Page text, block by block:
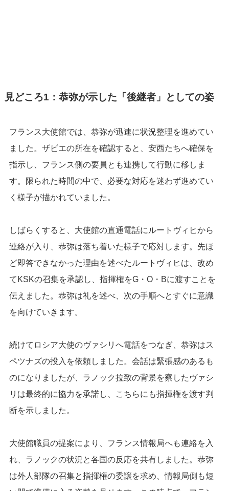
見どころ1：恭弥が示した「後継者」としての姿
フランス大使館では、恭弥が迅速に状況整理を進めてい
ました。ザビエの所在を確認すると、安西たちへ確保を
指示し、フランス側の要員とも連携して行動に移しま
す。限られた時間の中で、必要な対応を迷わず進めてい
く様子が描かれていました。
しばらくすると、大使館の直通電話にルートヴィヒから
連絡が入り、恭弥は落ち着いた様子で応対します。先ほ
ど即答できなかった理由を述べたルートヴィヒは、改め
てKSKの召集を承認し、指揮権をG・O・Bに渡すことを
伝えました。恭弥は礼を述べ、次の手順へとすぐに意識
を向けていきます。
続けてロシア大使のヴァシリへ電話をつなぎ、恭弥はス
ペツナズの投入を依頼しました。会話は緊張感のあるも
のになりましたが、ラノック拉致の背景を察したヴァシ
リは最終的に協力を承諾し、こちらにも指揮権を渡す判
断を示しました。
大使館職員の提案により、フランス情報局へも連絡を入
れ、ラノックの状況と各国の反応を共有しました。恭弥
は外人部隊の召集と指揮権の委譲を求め、情報局側も短